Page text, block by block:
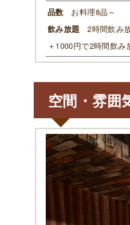
品数 お料理8品～
飲み放題
2時間飲み
＋1000円で2時間飲み
空間・雰囲